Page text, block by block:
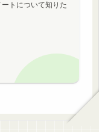
トについて知りた